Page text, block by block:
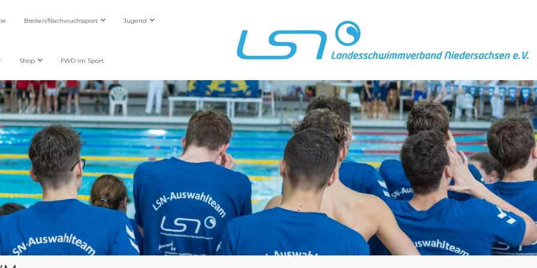
Breiten/Nachwuchssport Jugend
Shop FWD im Sport